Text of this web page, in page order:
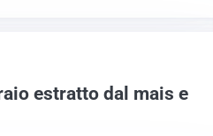
estratto dal mais e